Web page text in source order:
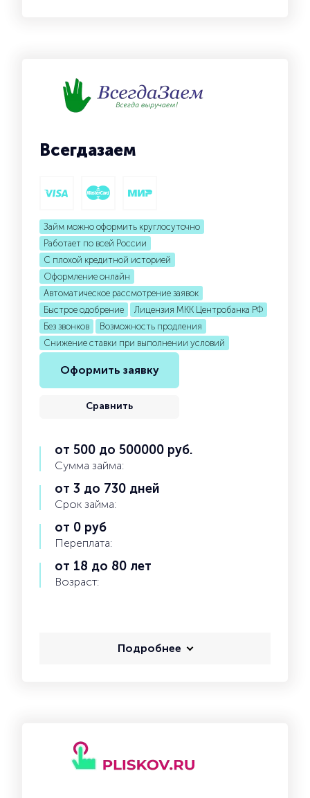
Всегдазаем
Займ можно оформить круглосуточно
Работает по всей России
С плохой кредитной историей
Оформление онлайн
Автоматическое рассмотрение заявок
Быстрое одобрение
Лицензия МКК Центробанка РФ
Без звонков
Возможность продления
Снижение ставки при выполнении условий
Оформить заявку
Сравнить
от 500 до 500000 руб.
Сумма займа:
от 3 до 730 дней
Срок займа:
от 0 руб
Переплата:
от 18 до 80 лет
Возраст:
Подробнее